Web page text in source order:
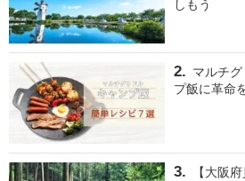
しもう
マルチ
プ飯に革命
【大阪